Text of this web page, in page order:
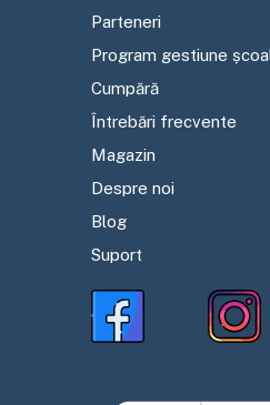
Parteneri
Program gestiune
Cumpără
Întrebări frecvente
Magazin
Despre noi
Blog
Suport